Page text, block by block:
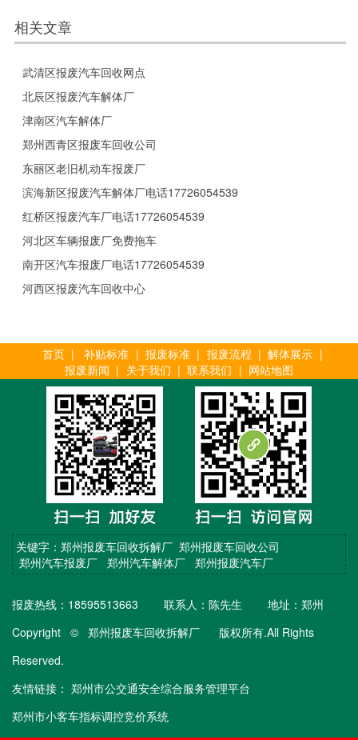
相关文章
武清区报废汽车回收网点
北辰区报废汽车解体厂
津南区汽车解体厂
郑州西青区报废车回收公司
东丽区老旧机动车报废厂
滨海新区报废汽车解体厂电话17726054539
红桥区报废汽车厂电话17726054539
河北区车辆报废厂免费拖车
南开区汽车报废厂电话17726054539
河西区报废汽车回收中心
首页 | 补贴标准 | 报废标准 | 报废流程 | 解体展示 |
报废新闻 | 关于我们 | 联系我们 | 网站地图
关键字：郑州报废车回收拆解厂 郑州报废车回收公司
郑州汽车报废厂
郑州汽车解体厂 郑州报废汽车厂
报废热线：18595513663 联系人：陈先生 地址：郑州
Copyright © 郑州报废车回收拆解厂 版权所有.All Rights
Reserved.
友情链接： 郑州市公交通安全综合服务管理平台
郑州市小客车指标调控竞价系统